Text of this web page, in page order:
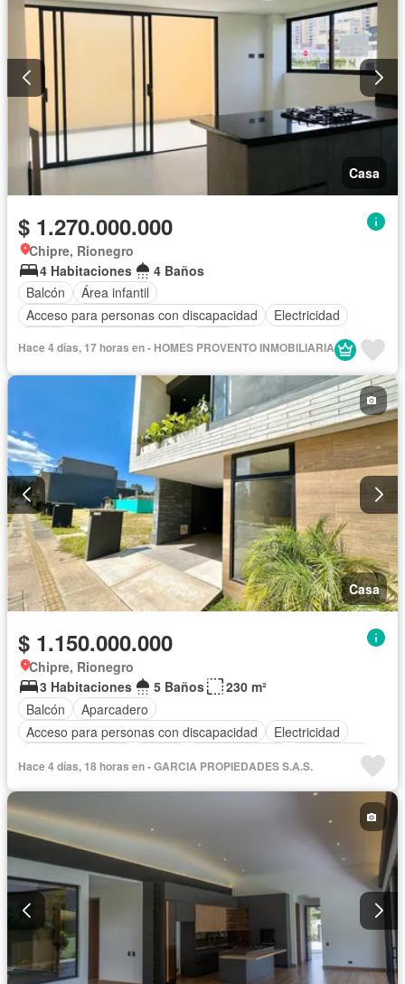
Casa
$ 1.270.000.000
Chipre, Rionegro
4 Habitaciones
4 Baños
Balcón
Área infantil
Acceso para personas con discapacidad
Electricidad
Hace 4 días, 17 horas en - HOMES PROVENTO INMOBILIARIA
Casa
$ 1.150.000.000
Chipre, Rionegro
3 Habitaciones
5 Baños
230 m²
Balcón
Aparcadero
Acceso para personas con discapacidad
Electricidad
Gas natural
Vista panorámica
Agua Patio
Hace 4 días, 18 horas en - GARCIA PROPIEDADES S.A.S.